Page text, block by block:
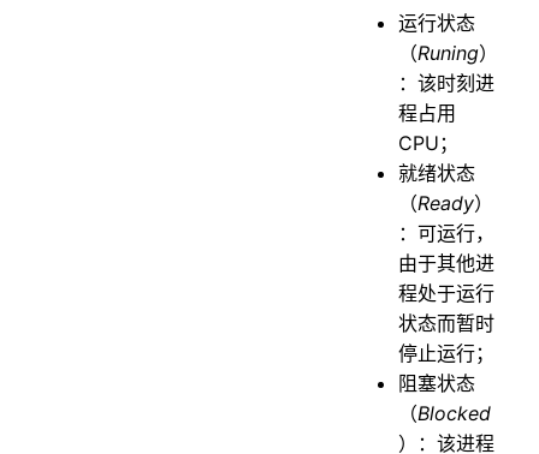
运⾏状态
（Runing）
：该时刻进
程占⽤
CPU；
就绪状态
（Ready）
：可运⾏，
由于其他进
程处于运⾏
状态⽽暂时
停⽌运⾏；
阻塞状态
（Blocked
）：该进程